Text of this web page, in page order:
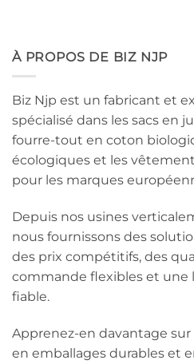
À PROPOS DE BIZ NJP
Biz Njp est un fabricant et
spécialisé dans les sacs en
fourre-tout en coton
écologiques et les
pour les marques
Depuis nos usines
nous fournissons des
des prix compétitifs, des
commande flexibles et
fiable.
Apprenez-en davantage
en emballages durables et